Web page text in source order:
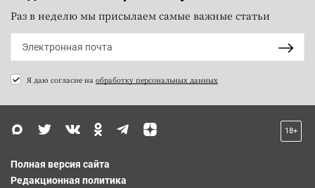
Раз в неделю мы присылаем самые важные статьи
Я даю согласие на обработку персональных данных
18+
Полная версия сайта
Редакционная политика